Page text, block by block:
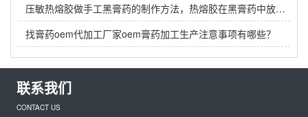
压敏热熔胶做手工黑膏药的制作方法，热熔胶在黑膏药中放多少？
找膏药oem代加工厂家oem膏药加工生产注意事项有哪些？
联系我们
CONTACT US